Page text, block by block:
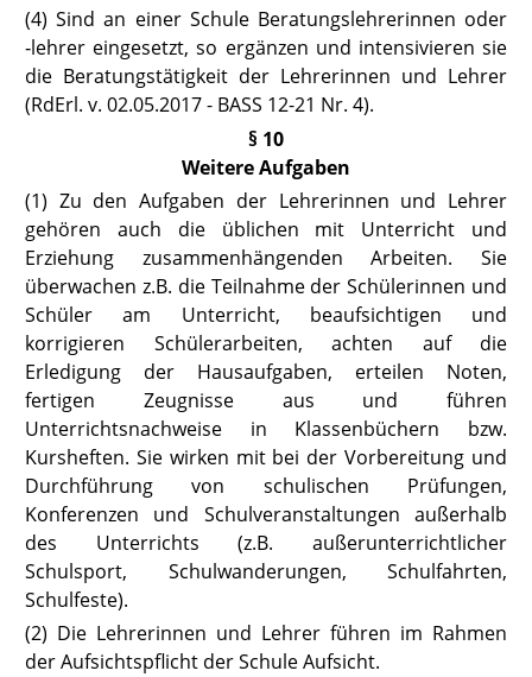
(4) Sind an einer Schule Beratungslehrerinnen oder
‑lehrer eingesetzt, so ergänzen und intensivieren sie
die Beratungstätigkeit der Lehrerinnen und Lehrer
(RdErl. v. 02.05.2017 - BASS 12-21 Nr. 4).
§ 10
Weitere Aufgaben
(1) Zu den Aufgaben der Lehrerinnen und Lehrer
gehören auch die üblichen mit Unterricht und
Erziehung zusammenhängenden Arbeiten. Sie
überwachen z.B. die Teilnahme der Schülerinnen und
Schüler am Unterricht, beaufsichtigen und
korrigieren Schülerarbeiten, achten auf die
Erledigung der Hausaufgaben, erteilen Noten,
fertigen Zeugnisse aus und führen
Unterrichtsnachweise in Klassenbüchern bzw.
Kursheften. Sie wirken mit bei der Vorbereitung und
Durchführung von schulischen Prüfungen,
Konferenzen und Schulveranstaltungen außerhalb
des Unterrichts (z.B. außerunterrichtlicher
Schulsport, Schulwanderungen, Schulfahrten,
Schulfeste).
(2) Die Lehrerinnen und Lehrer führen im Rahmen
der Aufsichtspflicht der Schule Aufsicht.